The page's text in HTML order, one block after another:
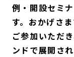
例・開設セミ
す。おかげさ
ご参加いただ
ンドで展開さ